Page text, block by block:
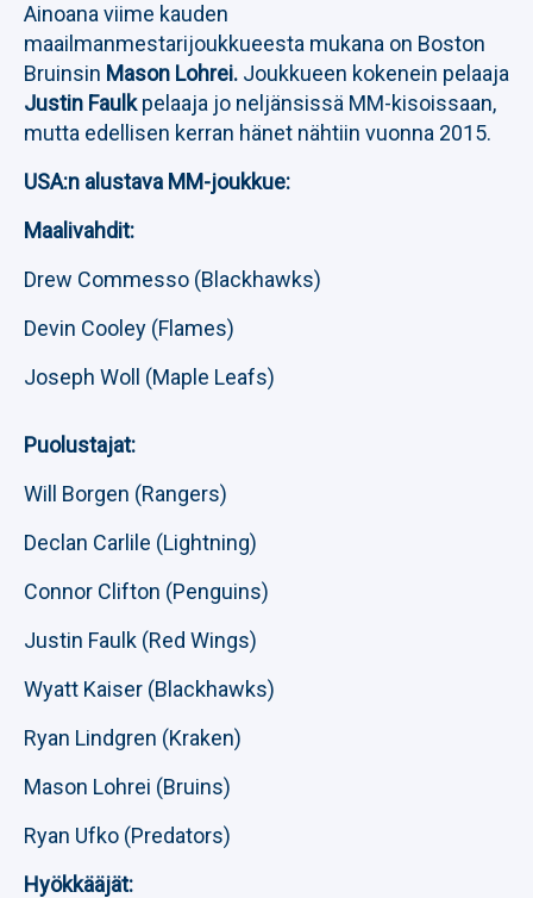
Ainoana viime kauden
maailmanmestarijoukkueesta mukana on Boston
Bruinsin Mason Lohrei. Joukkueen kokenein pelaaja
Justin Faulkpelaaja jo neljänsissä MM-kisoissaan,
mutta edellisen kerran hänet nähtiin vuonna 2015.
USA:n alustava MM-joukkue:
Maalivahdit:
Drew Commesso (Blackhawks)
Devin Cooley (Flames)
Joseph Woll (Maple Leafs)
Puolustajat:
Will Borgen (Rangers)
Declan Carlile (Lightning)
Connor Clifton (Penguins)
Justin Faulk (Red Wings)
Wyatt Kaiser (Blackhawks)
Ryan Lindgren (Kraken)
Mason Lohrei (Bruins)
Ryan Ufko (Predators)
Hyökkääjät: